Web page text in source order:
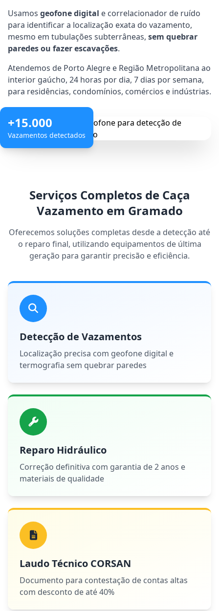
Usamos geofone digital e correlacionador de ruído
para identificar a localização exata do vazamento,
mesmo em tubulações subterrâneas, sem quebrar
paredes ou fazer escavações.
Atendemos de Porto Alegre e Região Metropolitana ao
interior gaúcho, 24 horas por dia, 7 dias por semana,
para residências, condomínios, comércios e indústrias.
+15.000
Vazamentos detectados
Serviços Completos de Caça
Vazamento em Gramado
Oferecemos soluções completas desde a detecção até
o reparo final, utilizando equipamentos de última
geração para garantir precisão e eficiência.
Detecção de Vazamentos
Localização precisa com geofone digital e
termografia sem quebrar paredes
Reparo Hidráulico
Correção definitiva com garantia de 2 anos e
materiais de qualidade
Laudo Técnico CORSAN
Documento para contestação de contas altas
com desconto de até 40%